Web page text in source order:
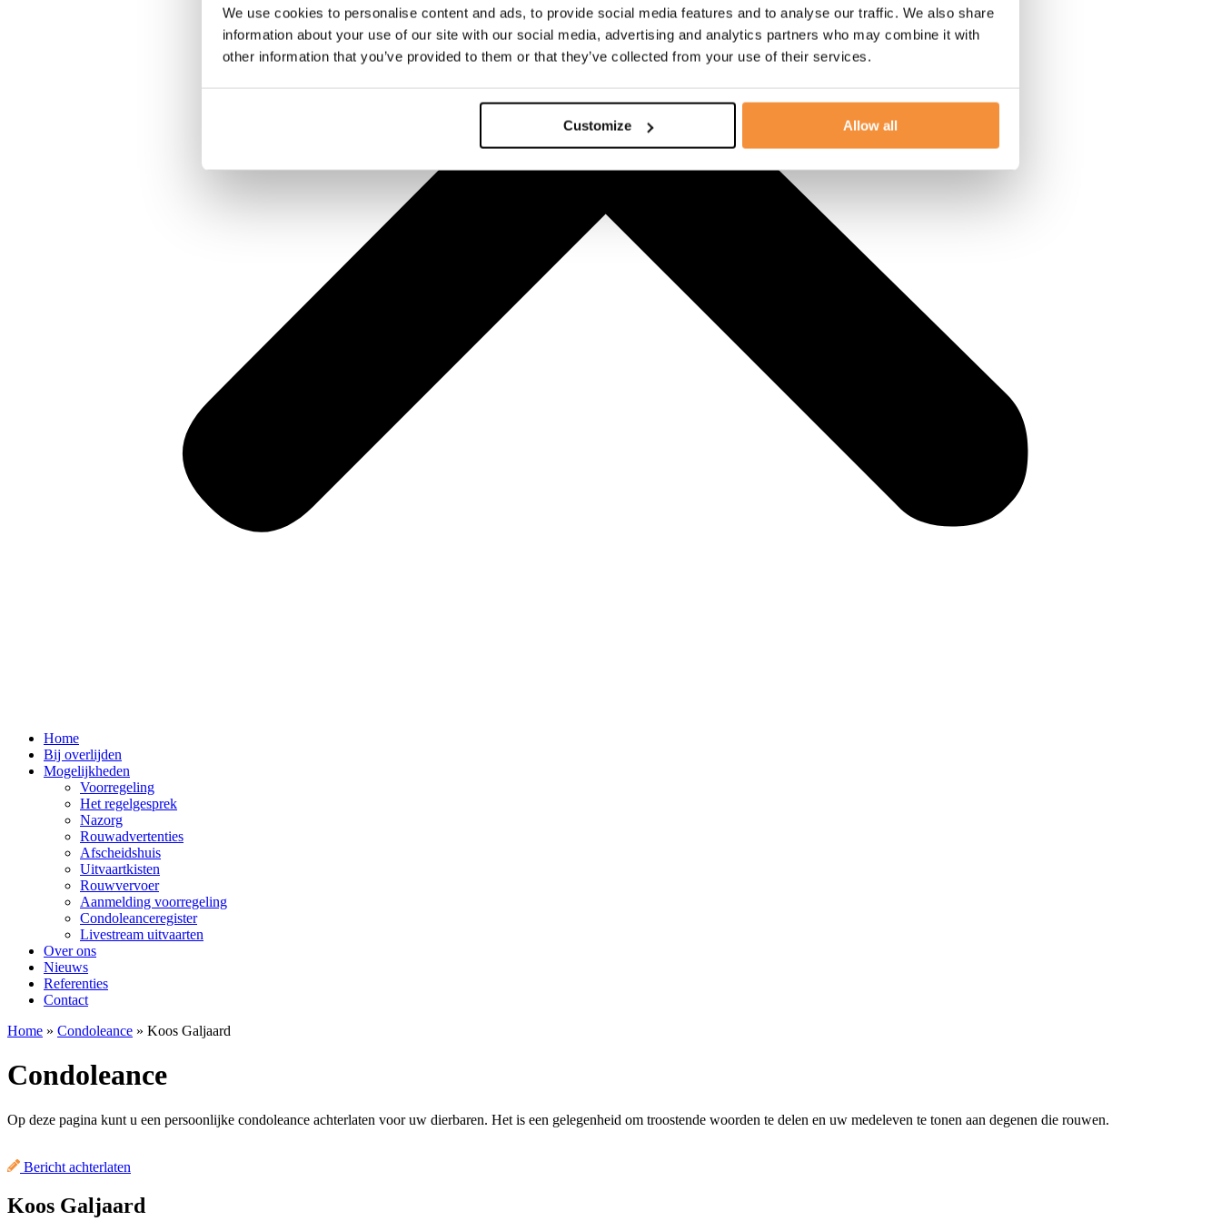
We use cookies to personalise content and ads, to provide social media features and to analyse our traffic. We also share
information about your use of our site with our social media, advertising and analytics partners who may combine it with
other information that you’ve provided to them or that they’ve collected from your use of their services.
Customize Allow all
Home
Bij overlijden
Mogelijkheden
Voorregeling
Het regelgesprek
Nazorg
Rouwadvertenties
Afscheidshuis
Uitvaartkisten
Rouwvervoer
Aanmelding voorregeling
Condoleanceregister
Livestream uitvaarten
Over ons
Nieuws
Referenties
Contact
Home » Condoleance » Koos Galjaard
Condoleance
Op deze pagina kunt u een persoonlijke condoleance achterlaten voor uw dierbaren. Het is een gelegenheid om troostende woorden te delen en uw medeleven te tonen aan degenen die rouwen.
Bericht achterlaten
Koos Galjaard